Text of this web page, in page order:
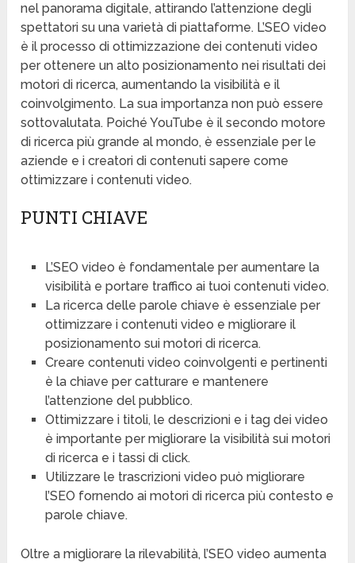
nel panorama digitale, attirando l’attenzione degli
spettatori su una varietà di piattaforme. L’SEO video
è il processo di ottimizzazione dei contenuti video
per ottenere un alto posizionamento nei risultati dei
motori di ricerca, aumentando la visibilità e il
coinvolgimento. La sua importanza non può essere
sottovalutata. Poiché YouTube è il secondo motore
di ricerca più grande al mondo, è essenziale per le
aziende e i creatori di contenuti sapere come
ottimizzare i contenuti video.
PUNTI CHIAVE
L’SEO video è fondamentale per aumentare la
visibilità e portare traffico ai tuoi contenuti video.
La ricerca delle parole chiave è essenziale per
ottimizzare i contenuti video e migliorare il
posizionamento sui motori di ricerca.
Creare contenuti video coinvolgenti e pertinenti
è la chiave per catturare e mantenere
l’attenzione del pubblico.
Ottimizzare i titoli, le descrizioni e i tag dei video
è importante per migliorare la visibilità sui motori
di ricerca e i tassi di click.
Utilizzare le trascrizioni video può migliorare
l’SEO fornendo ai motori di ricerca più contesto e
parole chiave.
Oltre a migliorare la rilevabilità, l’SEO video aumenta